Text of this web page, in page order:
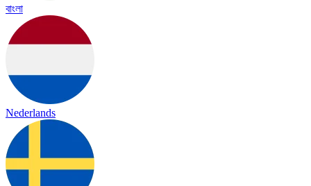
বাংলা
Nederlands